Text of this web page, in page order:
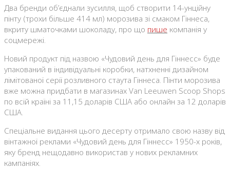
Два бренди об’єднали зусилля, щоб створити 14-унційну
пінту (трохи більше 414 мл) морозива зі смаком Гіннеса,
вкриту шматочками шоколаду, про що пише компанія у
соцмережі.
Новий продукт під назвою «Чудовий день для Гіннесс» буде
упакований в індивідуальні коробки, натхненні дизайном
лімітованої серії розливного стаута Гіннеса. Пінти морозива
вже можна придбати в магазинах Van Leeuwen Scoop Shops
по всій країні за 11,15 доларів США або онлайн за 12 доларів
США.
Спеціальне видання цього десерту отримало свою назву від
вінтажної реклами «Чудовий день для Гіннесс» 1950-х років,
яку бренд нещодавно використав у нових рекламних
кампаніях.